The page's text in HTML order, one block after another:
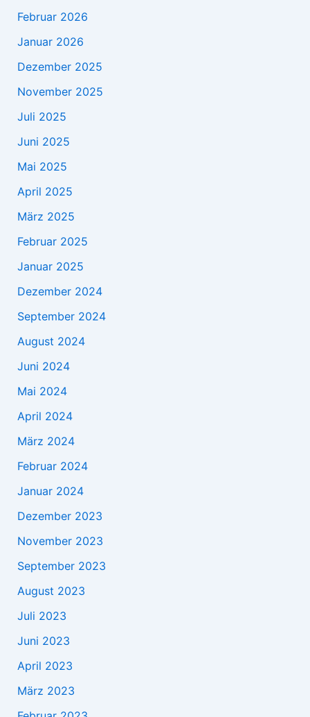
Februar 2026
Januar 2026
Dezember 2025
November 2025
Juli 2025
Juni 2025
Mai 2025
April 2025
März 2025
Februar 2025
Januar 2025
Dezember 2024
September 2024
August 2024
Juni 2024
Mai 2024
April 2024
März 2024
Februar 2024
Januar 2024
Dezember 2023
November 2023
September 2023
August 2023
Juli 2023
Juni 2023
April 2023
März 2023